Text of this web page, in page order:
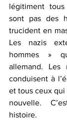
légitiment
sont pas des
trucident en
Les nazis
hommes »
allemand. Les
conduisent à
et tous ceux qui
nouvelle.
histoire.